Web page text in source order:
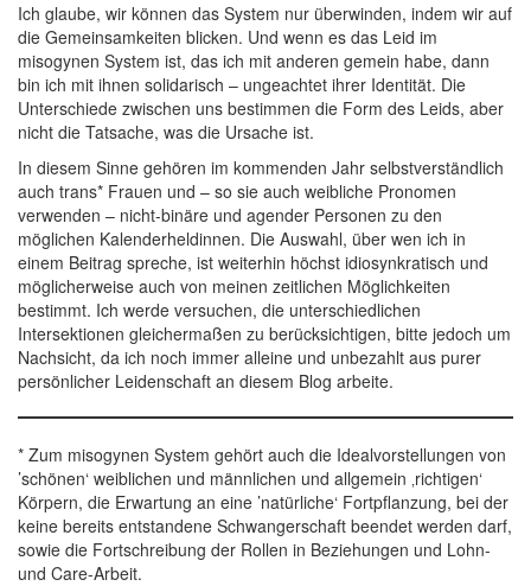
Ich glaube, wir können das System nur überwinden, indem wir auf
die Gemeinsamkeiten blicken. Und wenn es das Leid im
misogynen System ist, das ich mit anderen gemein habe, dann
bin ich mit ihnen solidarisch – ungeachtet ihrer Identität. Die
Unterschiede zwischen uns bestimmen die Form des Leids, aber
nicht die Tatsache, was die Ursache ist.
In diesem Sinne gehören im kommenden Jahr selbstverständlich
auch trans* Frauen und – so sie auch weibliche Pronomen
verwenden – nicht-binäre und agender Personen zu den
möglichen Kalenderheldinnen. Die Auswahl, über wen ich in
einem Beitrag spreche, ist weiterhin höchst idiosynkratisch und
möglicherweise auch von meinen zeitlichen Möglichkeiten
bestimmt. Ich werde versuchen, die unterschiedlichen
Intersektionen gleichermaßen zu berücksichtigen, bitte jedoch um
Nachsicht, da ich noch immer alleine und unbezahlt aus purer
persönlicher Leidenschaft an diesem Blog arbeite.
* Zum misogynen System gehört auch die Idealvorstellungen von
’schönen‘ weiblichen und männlichen und allgemein ‚richtigen‘
Körpern, die Erwartung an eine ’natürliche‘ Fortpflanzung, bei der
keine bereits entstandene Schwangerschaft beendet werden darf,
sowie die Fortschreibung der Rollen in Beziehungen und Lohn-
und Care-Arbeit.